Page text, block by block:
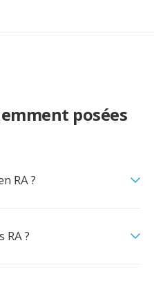
posées
RA ?
?